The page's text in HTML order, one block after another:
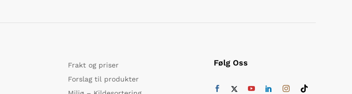
Frakt og priser
Forslag til produkter
Følg Oss